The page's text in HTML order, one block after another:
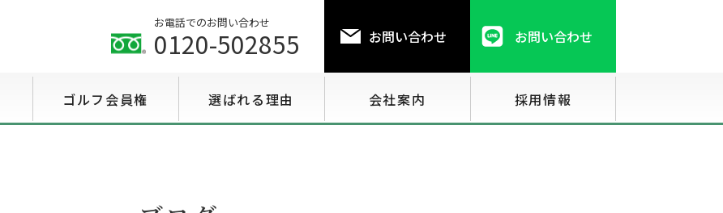
お電話でのお問い合わせ
0120-502855 お問い合わせ お問い合わせ
ゴルフ会員権 選ばれる理由 会社案内 採用情報